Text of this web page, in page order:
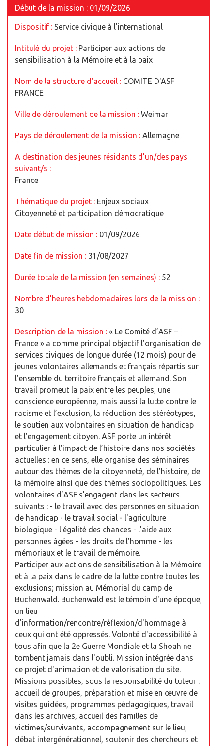
Début de la mission : 01/09/2026
Dispositif : Service civique à l'international
Intitulé du projet : Participer aux actions de
sensibilisation à la Mémoire et à la paix
Nom de la structure d'accueil : COMITE D'ASF
FRANCE
Ville de déroulement de la mission : Weimar
Pays de déroulement de la mission : Allemagne
A destination des jeunes résidants d’un/des pays
suivant/s :
France
Thématique du projet : Enjeux sociaux
Citoyenneté et participation démocratique
Date début de mission : 01/09/2026
Date fin de mission : 31/08/2027
Durée totale de la mission (en semaines) : 52
Nombre d’heures hebdomadaires lors de la mission :
30
Description de la mission : « Le Comité d’ASF –
France » a comme principal objectif l’organisation de
services civiques de longue durée (12 mois) pour de
jeunes volontaires allemands et français répartis sur
l’ensemble du territoire français et allemand. Son
travail promeut la paix entre les peuples, une
conscience européenne, mais aussi la lutte contre le
racisme et l’exclusion, la réduction des stéréotypes,
le soutien aux volontaires en situation de handicap
et l’engagement citoyen. ASF porte un intérêt
particulier à l’impact de l’histoire dans nos sociétés
actuelles : en ce sens, elle organise des séminaires
autour des thèmes de la citoyenneté, de l’histoire, de
la mémoire ainsi que des thèmes sociopolitiques. Les
volontaires d’ASF s’engagent dans les secteurs
suivants : - le travail avec des personnes en situation
de handicap - le travail social - l'agriculture
biologique - l'égalité des chances - l'aide aux
personnes âgées - les droits de l’homme - les
mémoriaux et le travail de mémoire.
Participer aux actions de sensibilisation à la Mémoire
et à la paix dans le cadre de la lutte contre toutes les
exclusions; mission au Mémorial du camp de
Buchenwald. Buchenwald est le témoin d'une époque,
un lieu
d'information/rencontre/réflexion/d'hommage à
ceux qui ont été oppressés. Volonté d'accessibilité à
tous afin que la 2e Guerre Mondiale et la Shoah ne
tombent jamais dans l'oubli. Mission intégrée dans
ce projet d'animation et de valorisation du site.
Missions possibles, sous la responsabilité du tuteur :
accueil de groupes, préparation et mise en œuvre de
visites guidées, programmes pédagogiques, travail
dans les archives, accueil des familles de
victimes/survivants, accompagnement sur le lieu,
débat intergénérationnel, soutenir des chercheurs et